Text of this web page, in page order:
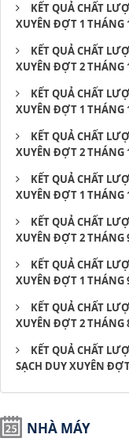
KẾT QUẢ CHẤT
XUYÊN ĐỢT 1 THÁNG
KẾT QUẢ CHẤT
XUYÊN ĐỢT 2 THÁNG
KẾT QUẢ CHẤT
XUYÊN ĐỢT 1 THÁNG
KẾT QUẢ CHẤT
XUYÊN ĐỢT 2 THÁNG
KẾT QUẢ CHẤT
XUYÊN ĐỢT 1 THÁNG
KẾT QUẢ CHẤT
XUYÊN ĐỢT 2 THÁNG
KẾT QUẢ CHẤT
XUYÊN ĐỢT 1 THÁNG
KẾT QUẢ CHẤT
XUYÊN ĐỢT 2 THÁNG
KẾT QUẢ CHẤT
SẠCH DUY XUYÊN
NHÀ MÁY